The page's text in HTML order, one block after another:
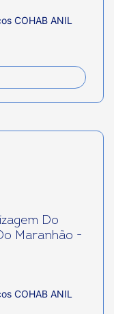
COHAB ANIL
Do
Maranhão -
COHAB ANIL